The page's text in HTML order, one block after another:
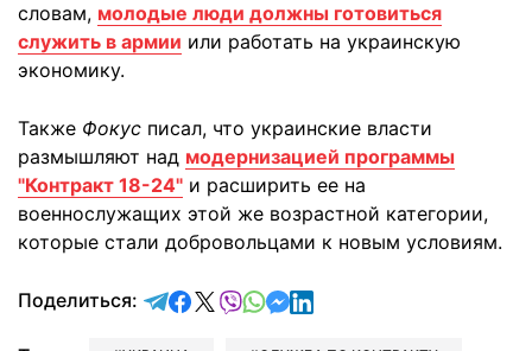
словам, молодые люди должны готовиться
служить в армии или работать на украинскую
экономику.
Также Фокус писал, что украинские власти
размышляют над модернизацией программы
"Контракт 18-24" и расширить ее на
военнослужащих этой же возрастной категории,
которые стали добровольцами к новым условиям.
Поделиться: отправить в Telegram
поделиться в Facebook
поделиться в X
отправить в Viber
отправить в Whatsapp
отправить в Messenger
отправить в LinkedIn